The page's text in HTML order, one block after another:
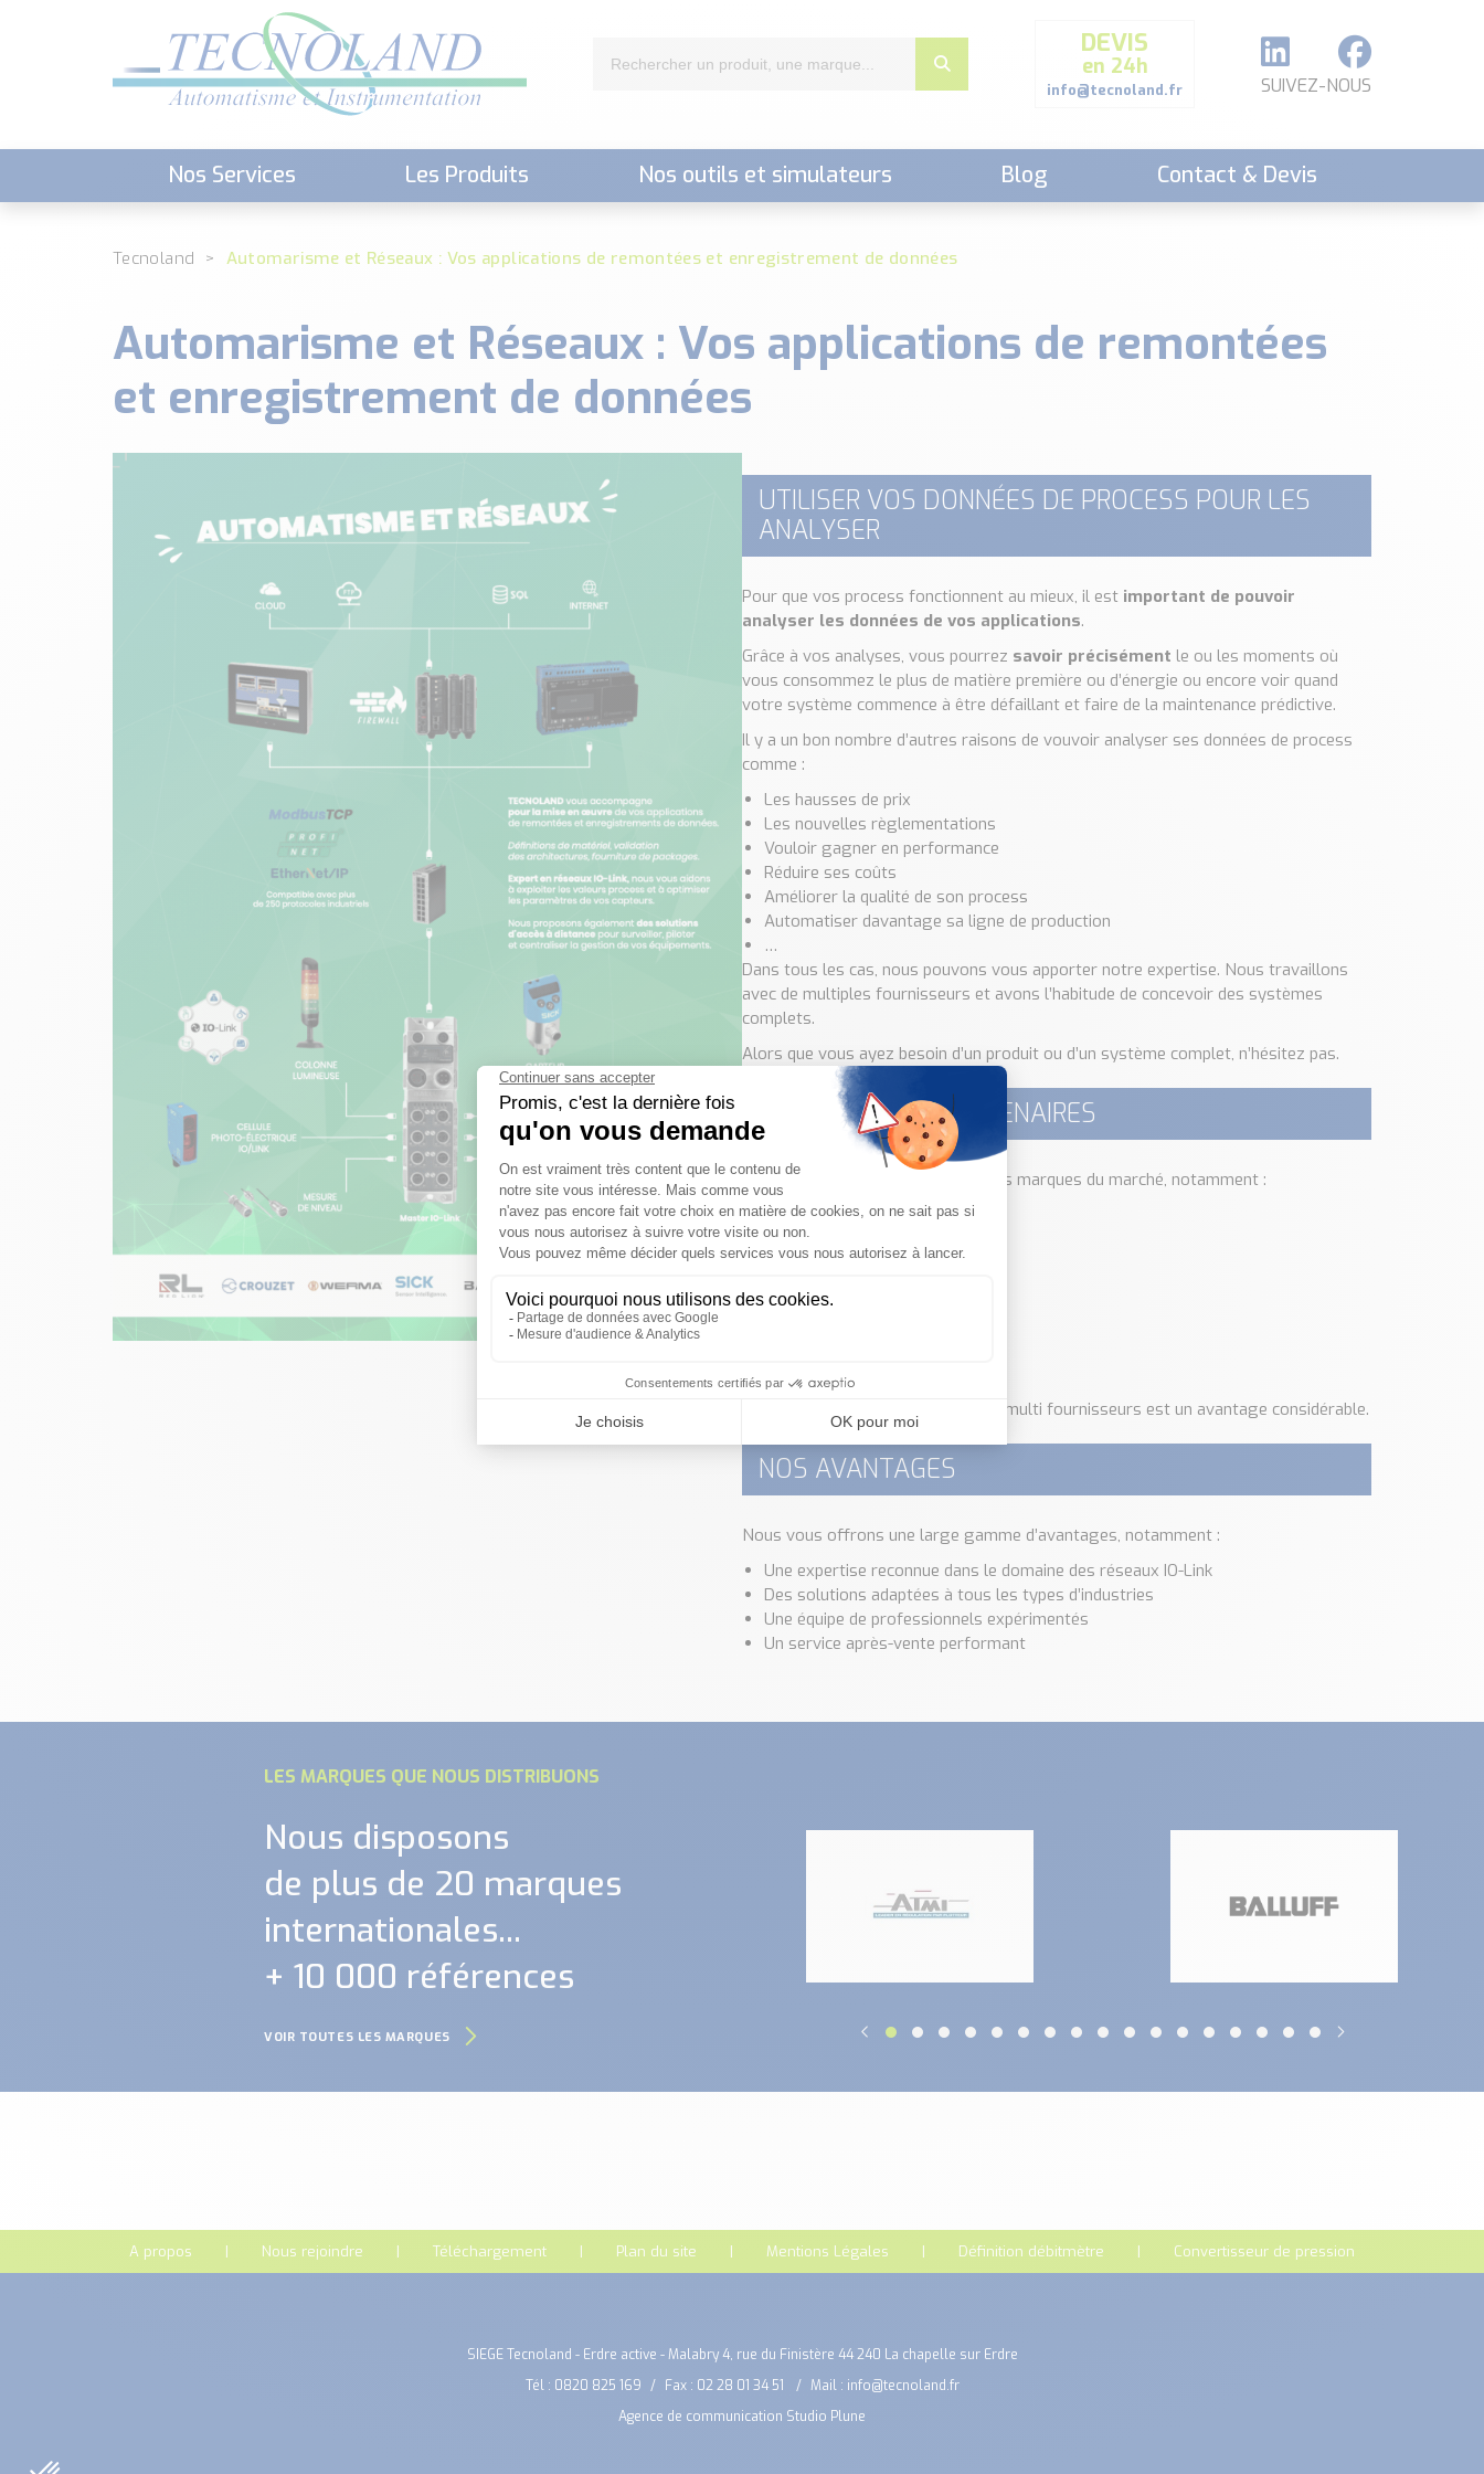
DEVIS
en 24h
info@tecnoland.fr SUIVEZ-NOUS
Nos Services Les Produits Nos outils et simulateurs Blog Contact & Devis
Tecnoland Automarisme et Réseaux : Vos applications de remontées et enregistrement de données
Automarisme et Réseaux : Vos applications de remontées
et enregistrement de données
UTILISER VOS DONNÉES DE PROCESS POUR LES
ANALYSER
Pour que vos process fonctionnent au mieux, il est important de pouvoir
analyser les données de vos applications.
Grâce à vos analyses, vous pourrez savoir précisément le ou les moments où
vous consommez le plus de matière première ou d’énergie ou encore voir quand
votre système commence à être défaillant et faire de la maintenance prédictive.
Il y a un bon nombre d’autres raisons de vouvoir analyser ses données de process
comme :
Les hausses de prix
Les nouvelles règlementations
Vouloir gagner en performance
Réduire ses coûts
Améliorer la qualité de son process
Automatiser davantage sa ligne de production
…
Dans tous les cas, nous pouvons vous apporter notre expertise. Nous travaillons
avec de multiples fournisseurs et avons l’habitude de concevoir des systèmes
complets.
Alors que vous ayez besoin d’un produit ou d’un système complet, n’hésitez pas.
NOS MARQUES PARTENAIRES
Nous travaillons avec les meilleures marques du marché, notamment :
SICK
Endress+Hauser
Red Lion
Crouzet
Werma
…
Travailler dans un environnements multi fournisseurs est un avantage considérable.
NOS AVANTAGES
Nous vous offrons une large gamme d’avantages, notamment :
Une expertise reconnue dans le domaine des réseaux IO-Link
Des solutions adaptées à tous les types d’industries
Une équipe de professionnels expérimentés
Un service après-vente performant
LES MARQUES QUE NOUS DISTRIBUONS
Nous disposons
de plus de 20 marques
internationales...
+ 10 000 références
VOIR TOUTES LES MARQUES
A propos Nous rejoindre Téléchargement Plan du site Mentions Légales Définition débitmètre Convertisseur de pression
SIEGE Tecnoland - Erdre active - Malabry 4, rue du Finistère 44 240 La chapelle sur Erdre
Tél : 0820 825 169 Fax : 02 28 01 34 51 Mail : info@tecnoland.fr
Agence de communication Studio Plune